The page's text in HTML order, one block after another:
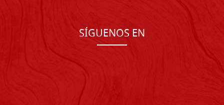
SÍGUENOS EN